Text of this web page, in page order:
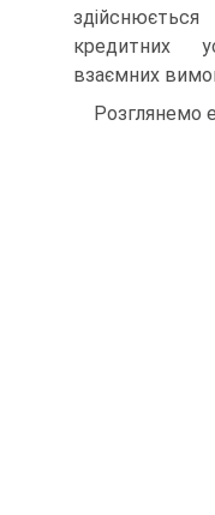
кредитних
взаємних
Розглянемо